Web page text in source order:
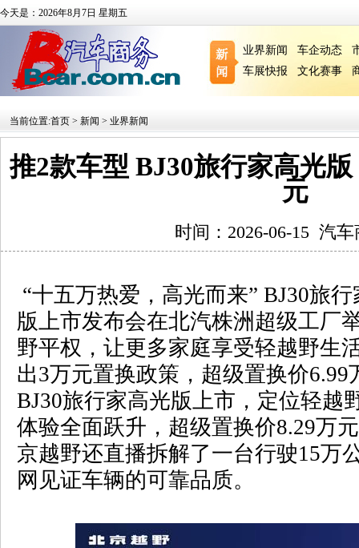
今天是：2026年8月7日 星期五
业界新闻 车企动态
车展快报
文化赛事
当前位置:首页 > 新闻 > 业界新闻
推2款车型 BJ30旅行家高光版
元
时间：2026-06-15 汽车
“十五万热爱，高光而来” BJ30旅行
版上市发布会在北汽株洲超级工厂
野平权，让更多家庭享受轻越野生
出3万元置换政策，超级置换价6.99
BJ30旅行家高光版上市，定位轻越
体验全面跃升，超级置换价8.29万
京越野还直播拆解了一台行驶15万
网见证车辆的可靠品质。